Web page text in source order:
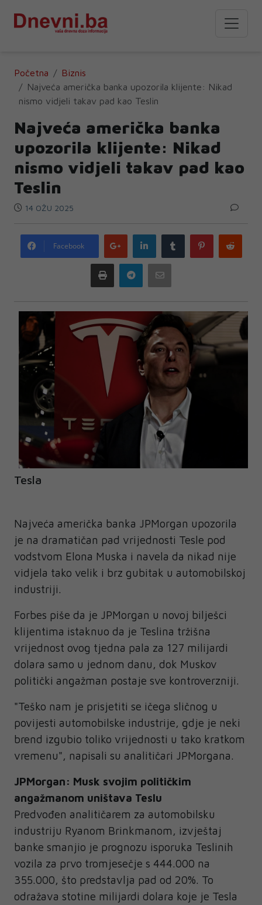
Početna
Biznis
Najveća američka banka upozorila klijente: Nikad
nismo vidjeli takav pad kao Teslin
Najveća američka banka
upozorila klijente: Nikad
nismo vidjeli takav pad kao
Teslin
14 OŽU 2025
Facebook
Google
plus
LinkedIn Tumblr Pinterest
Print Telegram
Tesla
Najveća američka banka JPMorgan upozorila
je na dramatičan pad vrijednosti Tesle pod
vodstvom Elona Muska i navela da nikad nije
vidjela tako velik i brz gubitak u automobilskoj
industriji.
Forbes piše da je JPMorgan u novoj bilješci
klijentima istaknuo da je Teslina tržišna
vrijednost ovog tjedna pala za 127 milijardi
dolara samo u jednom danu, dok Muskov
politički angažman postaje sve kontroverzniji.
"Teško nam je prisjetiti se ičega sličnog u
povijesti automobilske industrije, gdje je neki
brend izgubio toliko vrijednosti u tako kratkom
vremenu", napisali su analitičari JPMorgana.
JPMorgan: Musk svojim političkim
angažmanom uništava Teslu
Predvođen analitičarem za automobilsku
industriju Ryanom Brinkmanom, izvještaj
banke smanjio je prognozu isporuka Teslinih
vozila za prvo tromjesečje s 444.000 na
355.000, što predstavlja pad od 20%. To
odražava stotine milijardi dolara koje je Tesla